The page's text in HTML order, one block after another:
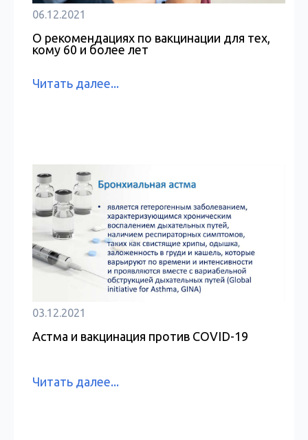
06.12.2021
О рекомендациях по вакцинации для тех,
кому 60 и более лет
Читать далее...
03.12.2021
Астма и вакцинация против COVID-19
Читать далее...